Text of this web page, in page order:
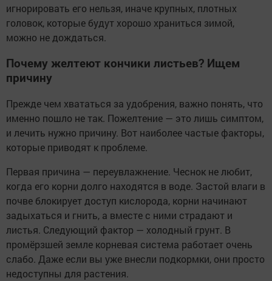
игнорировать его нельзя, иначе крупных, плотных
головок, которые будут хорошо храниться зимой,
можно не дождаться.
Почему желтеют кончики листьев? Ищем
причину
Прежде чем хвататься за удобрения, важно понять, что
именно пошло не так. Пожелтение — это лишь симптом,
и лечить нужно причину. Вот наиболее частые факторы,
которые приводят к проблеме.
Первая причина — переувлажнение. Чеснок не любит,
когда его корни долго находятся в воде. Застой влаги в
почве блокирует доступ кислорода, корни начинают
задыхаться и гнить, а вместе с ними страдают и
листья. Следующий фактор — холодный грунт. В
промёрзшей земле корневая система работает очень
слабо. Даже если вы уже внесли подкормки, они просто
недоступны для растения.